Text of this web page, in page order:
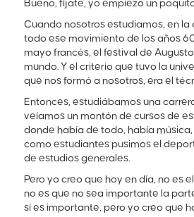
Bueno, fíjate, yo empiezo un
Cuando nosotros estudiamos, en
todo ese movimiento de los años
mayo francés, el festival de
mundo. Y el criterio que tuvo la
que nos formó a nosotros, era el
Entonces, estudiábamos una
veíamos un montón de cursos de
donde había de todo, había
como estudiantes pusimos el
de estudios generales.
Pero yo creo que hoy en día, no es
no es que no sea importante la
sí es importante, pero yo creo que